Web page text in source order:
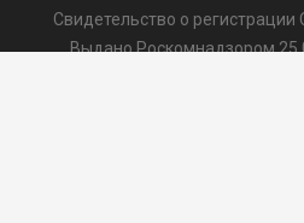
Свидетельство о
Выдано Роскомнадзором